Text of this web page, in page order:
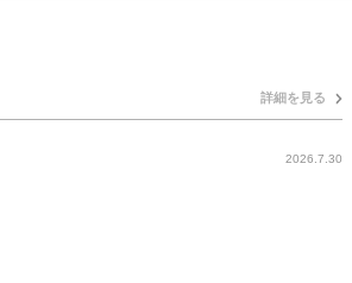
詳細を見る
2026.7.30